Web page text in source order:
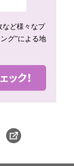
など様々なプ
グ”による地